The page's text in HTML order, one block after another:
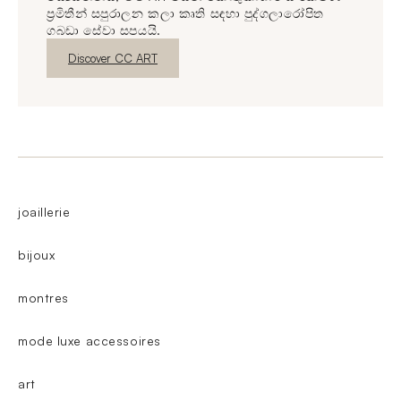
ප්‍රමිතීන් සපුරාලන කලා කෘති සඳහා පුද්ගලාරෝපිත
ගබඩා සේවා සපයයි.
නව කවුළුව
Discover CC ART
joaillerie
bijoux
montres
mode luxe accessoires
art